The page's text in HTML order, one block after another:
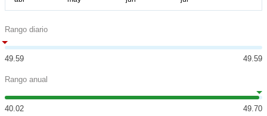
Rango diario
49.59 49.59
Rango anual
40.02 49.70